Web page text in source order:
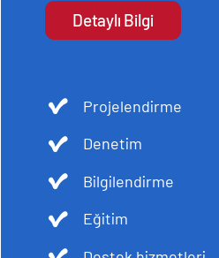
Detaylı Bilgi
Projelendirme
Denetim
Bilgilendirme
Eğitim